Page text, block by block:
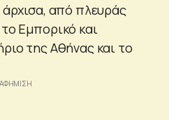
από πλευράς
Εμπορικό και
της Αθήνας και το